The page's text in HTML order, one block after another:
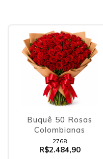
Buquê 50 Rosas
Colombianas
2768
R$2.484,90